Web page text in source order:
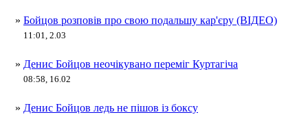
» Бойцов розповів про свою подальшу кар'єру (ВІДЕО)
11:01, 2.03
» Денис Бойцов неочікувано переміг Куртагіча
08:58, 16.02
» Денис Бойцов ледь не пішов із боксу